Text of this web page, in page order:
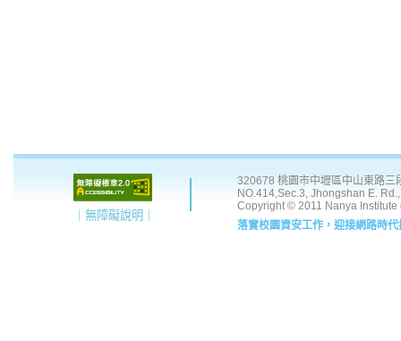
:::
｜無障礙說明｜
320678 桃園市中壢區中山東路
NO.414,Sec.3, Jhongshan E.
Copyright © 2011 Nanya Institute
落實校園資安工作，迎接網路